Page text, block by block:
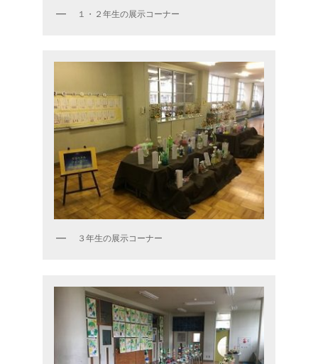
１・２年生の展示コーナー
３年生の展示コーナー